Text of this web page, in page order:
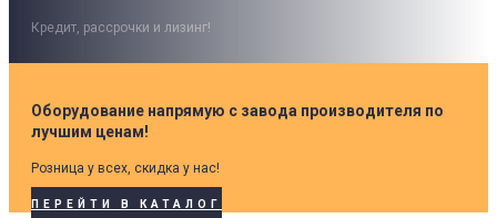
Кредит, рассрочки и лизинг!
Оборудование напрямую с завода производителя по
лучшим ценам!
Розница у всех, скидка у нас!
ПЕРЕЙТИ В КАТАЛОГ